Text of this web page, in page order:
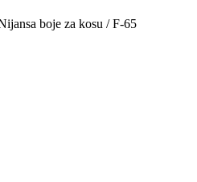
boje za kosu / F-65